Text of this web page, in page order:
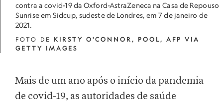
contra a covid-19 da Oxford-AstraZeneca na Casa de Repouso
Sunrise em Sidcup, sudeste de Londres, em 7 de janeiro de
2021.
FOTO DE KIRSTY O'CONNOR, POOL, AFP VIA
GETTY IMAGES
Mais de um ano após o início da pandemia
de covid-19, as autoridades de saúde